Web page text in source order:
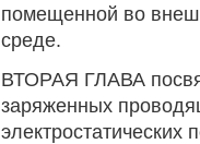
помещенной во
среде.
ВТОРАЯ ГЛАВА
заряженных
электростатических